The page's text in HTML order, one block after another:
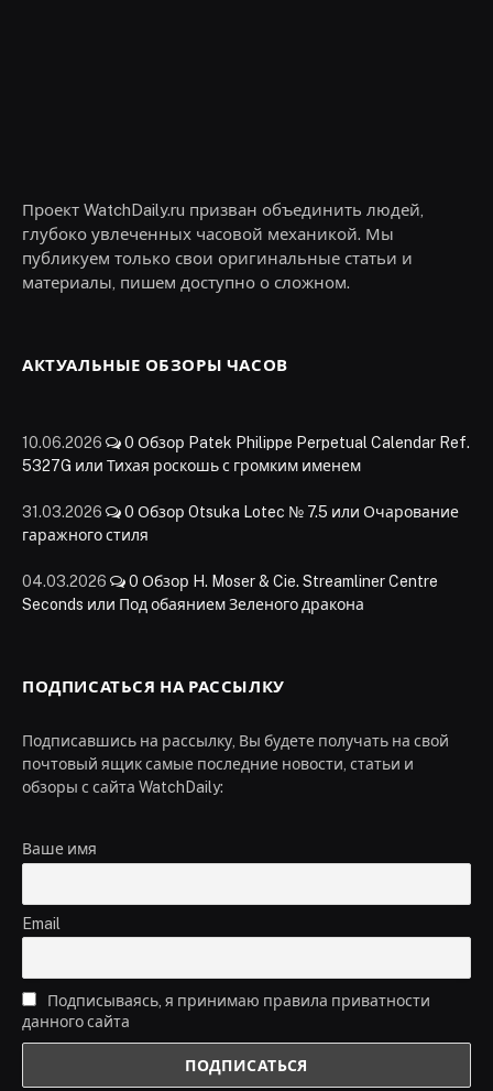
Проект WatchDaily.ru призван объединить людей,
глубоко увлеченных часовой механикой. Мы
публикуем только свои оригинальные статьи и
материалы, пишем доступно о сложном.
АКТУАЛЬНЫЕ ОБЗОРЫ ЧАСОВ
10.06.2026 0 Обзор Patek Philippe Perpetual Calendar Ref.
5327G или Тихая роскошь с громким именем
31.03.2026 0 Обзор Otsuka Lotec № 7.5 или Очарование
гаражного стиля
04.03.2026 0 Обзор H. Moser & Cie. Streamliner Centre
Seconds или Под обаянием Зеленого дракона
ПОДПИСАТЬСЯ НА РАССЫЛКУ
Подписавшись на рассылку, Вы будете получать на свой
почтовый ящик самые последние новости, статьи и
обзоры с сайта WatchDaily:
Ваше имя
Email
Подписываясь, я принимаю правила приватности
данного сайта